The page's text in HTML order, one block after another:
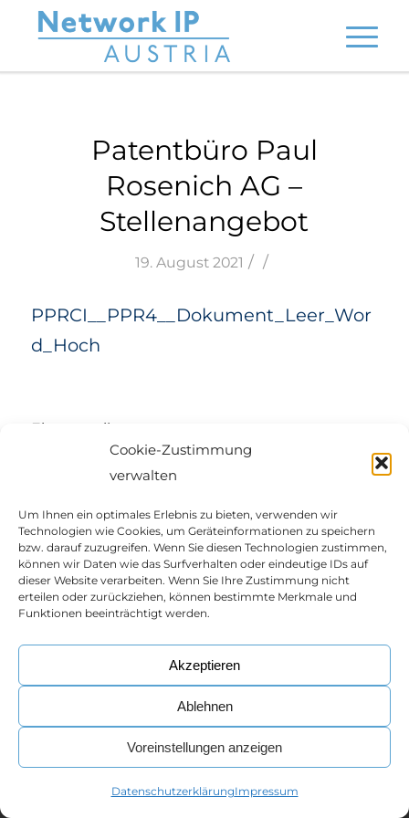
Cookie-Zustimmung
verwalten
Um Ihnen ein optimales Erlebnis zu bieten, verwenden wir
Technologien wie Cookies, um Geräteinformationen zu speichern
bzw. darauf zuzugreifen. Wenn Sie diesen Technologien zustimmen,
können wir Daten wie das Surfverhalten oder eindeutige IDs auf
dieser Website verarbeiten. Wenn Sie Ihre Zustimmung nicht
erteilen oder zurückziehen, können bestimmte Merkmale und
Funktionen beeinträchtigt werden.
Akzeptieren
Ablehnen
Voreinstellungen anzeigen
DatenschutzerklärungImpressum
Patentbüro Paul
Rosenich AG –
Stellenangebot
19. August 2021 / /
PPRCI__PPR4__Dokument_Leer_Wor
d_Hoch
Eintrag teilen
© Copyright -Network IP Austria
Impressum|Datenschutzerklärung